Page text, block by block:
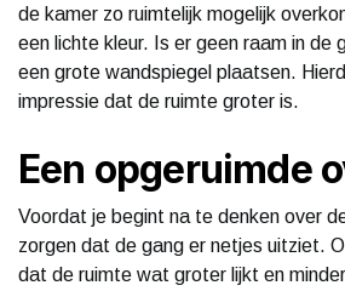
de kamer zo ruimtelijk mogelijk
een lichte kleur. Is er geen raam in de
een grote wandspiegel plaatsen.
impressie dat de ruimte groter is.
Een opgeruimde
Voordat je begint na te denken over
zorgen dat de gang er netjes uitziet.
dat de ruimte wat groter lijkt en